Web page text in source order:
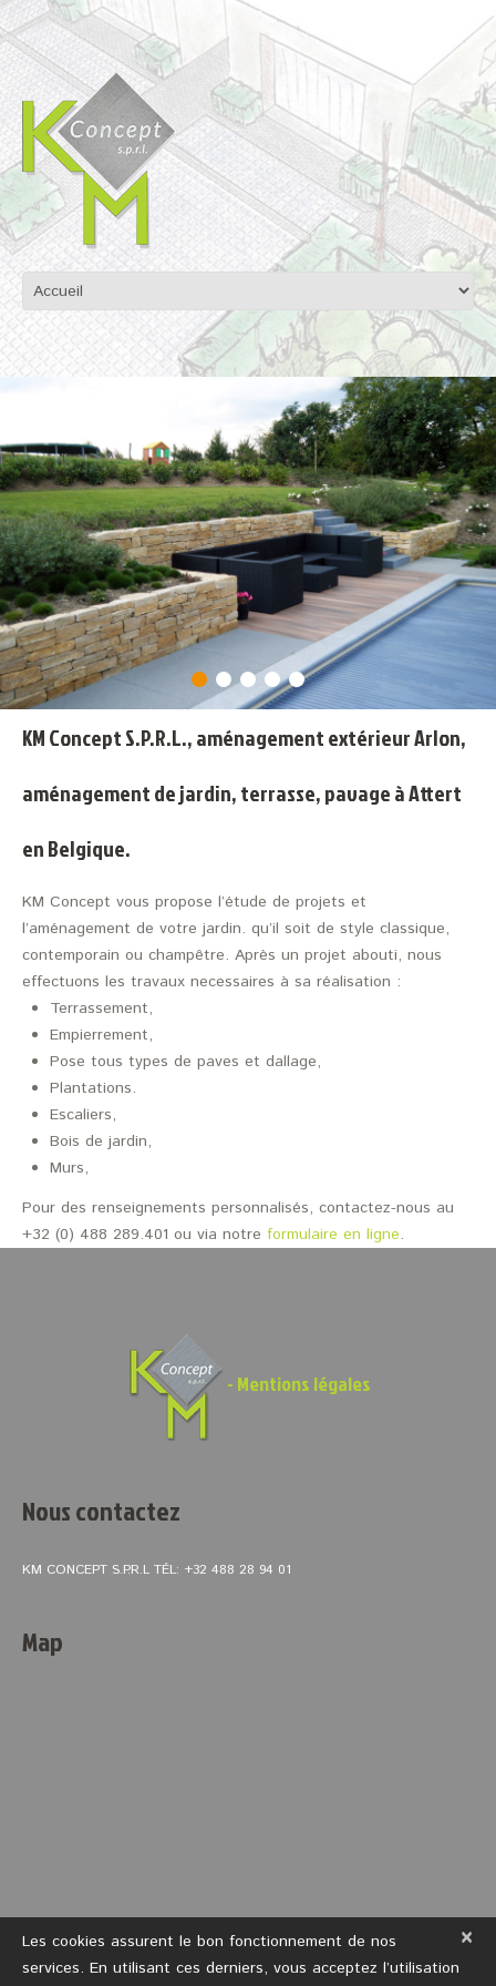
KM Concept S.P.R.L., aménagement extérieur Arlon,
aménagement de jardin, terrasse, pavage à Attert
en Belgique.
KM Concept vous propose l’étude de projets et
l’aménagement de votre jardin. qu’il soit de style classique,
contemporain ou champêtre. Après un projet abouti, nous
effectuons les travaux necessaires à sa réalisation :
Terrassement,
Empierrement,
Pose tous types de paves et dallage,
Plantations.
Escaliers,
Bois de jardin,
Murs,
Pour des renseignements personnalisés, contactez-nous au
+32 (0) 488 289.401 ou via notre formulaire en ligne.
- Mentions légales
Nous contactez
KM CONCEPT S.P.R.L TÉL: +32 488 28 94 01
Map
×
Les cookies assurent le bon fonctionnement de nos
services. En utilisant ces derniers, vous acceptez l’utilisation